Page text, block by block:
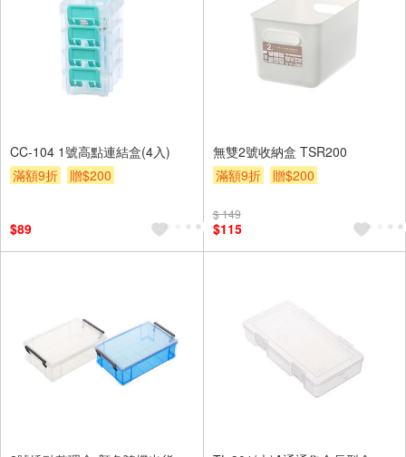
CC-104 1號高點連結盒(4入)
滿額9折
贈$200
$89
無雙2號收納盒 TSR200
滿額9折
贈$200
$ 149
$115